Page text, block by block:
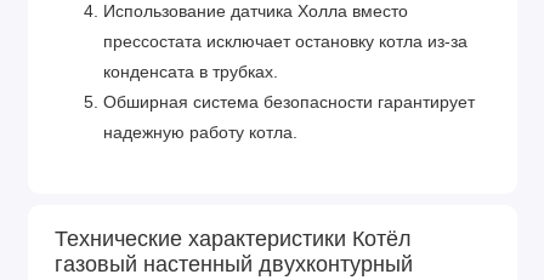
Использование датчика Холла вместо
прессостата исключает остановку котла из-за
конденсата в трубках.
Обширная система безопасности гарантирует
надежную работу котла.
давно зарекомендовал себя на рынке.
Технические характеристики Котёл
газовый настенный двухконтурный